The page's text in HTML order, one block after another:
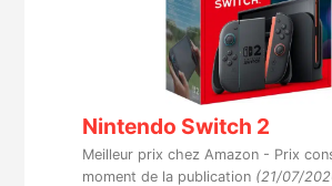
Nintendo Switch 2
Meilleur prix chez Amazon - Prix
moment de la publication (21/07/